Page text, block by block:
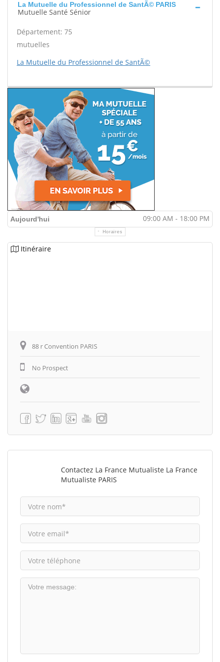
La Mutuelle du Professionnel de SantÃ© PARIS
Mutuelle Santé Sénior
Département: 75
mutuelles
La Mutuelle du Professionnel de SantÃ©
Aujourd'hui 09:00 AM - 18:00 PM
Horaires
Itinéraire
88 r Convention PARIS
No Prospect
Contactez La France Mutualiste La France
Mutualiste PARIS